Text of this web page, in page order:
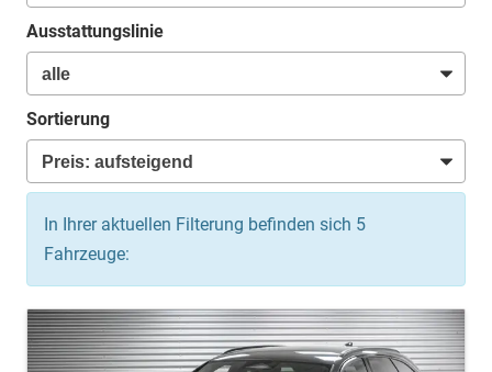
Ausstattungslinie
Sortierung
In Ihrer aktuellen Filterung befinden sich 5
Fahrzeuge: